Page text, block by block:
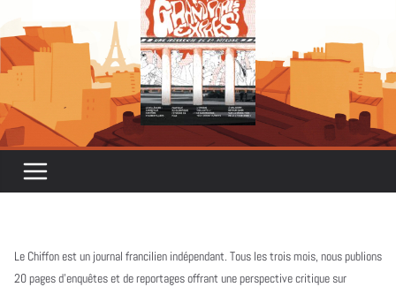
Le Chiffon est un journal francilien indépendant. Tous les trois mois, nous publions
20 pages d’enquêtes et de reportages offrant une perspective critique sur